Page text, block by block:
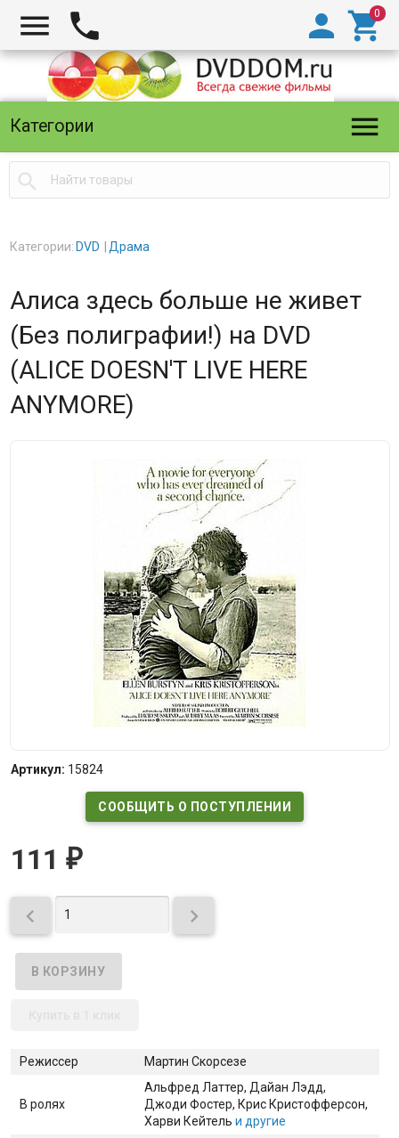
  

Категории 

Категории: DVD Драма
Алиса здесь больше не живет
(Без полиграфии!) на DVD
(ALICE DOESN'T LIVE HERE
ANYMORE)
Артикул: 15824
СООБЩИТЬ О ПОСТУПЛЕНИИ
111 ₽
 
Режиссер Мартин Скорсезе
В ролях
Альфред Латтер, Дайан Лэдд,
Джоди Фостер, Крис Кристофферсон,
Харви Кейтель и другие